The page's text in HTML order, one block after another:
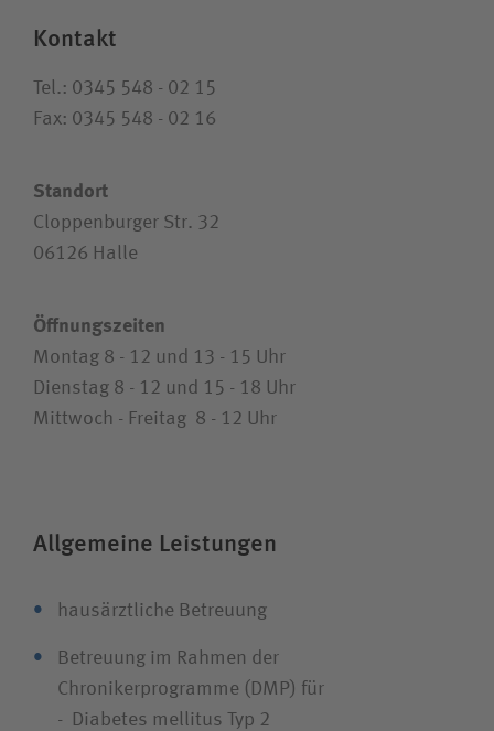
Wie können wir Ihnen helfen?
Suchwert
Team
Kontakt
Tel.: 0345 548 - 02 15
Fax: 0345 548 - 02 16
Standort
Cloppenburger Str. 32
06126 Halle
Öffnungszeiten
Montag 8 - 12 und 13 - 15 Uhr
Dienstag 8 - 12 und 15 - 18 Uhr
Mittwoch - Freitag 8 - 12 Uhr
Allgemeine Leistungen
hausärztliche Betreuung
Betreuung im Rahmen der
Chronikerprogramme (DMP) für
- Diabetes mellitus Typ 2